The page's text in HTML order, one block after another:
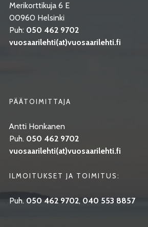
Merikorttikuja 6 E
00960 Helsinki
Puh: 050 462 9702
vuosaarilehti(at)vuosaarilehti.fi
PÄÄTOIMITTAJA
Antti Honkanen
Puh. 050 462 9702
vuosaarilehti(at)vuosaarilehti.fi
ILMOITUKSET JA TOIMITUS:
Puh. 050 462 9702, 040 553 8857